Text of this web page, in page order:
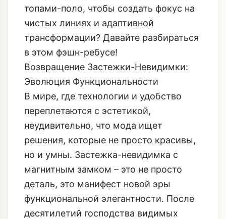
топами-поло, чтобы создать фокус на
чистых линиях и адаптивной
трансформации? Давайте разбираться
в этом фэшн-ребусе!
Возвращение Застежки-Невидимки:
Эволюция Функциональности
В мире, где технологии и удобство
переплетаются с эстетикой,
неудивительно, что мода ищет
решения, которые не просто красивы,
но и умны. Застежка-невидимка с
магнитным замком – это не просто
деталь, это манифест новой эры
функциональной элегантности. После
десятилетий господства видимых